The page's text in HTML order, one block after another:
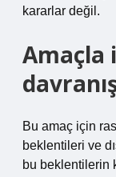
kararlar değil.
Amaçla
Bu amaç için
beklentileri ve
bu beklentilerin